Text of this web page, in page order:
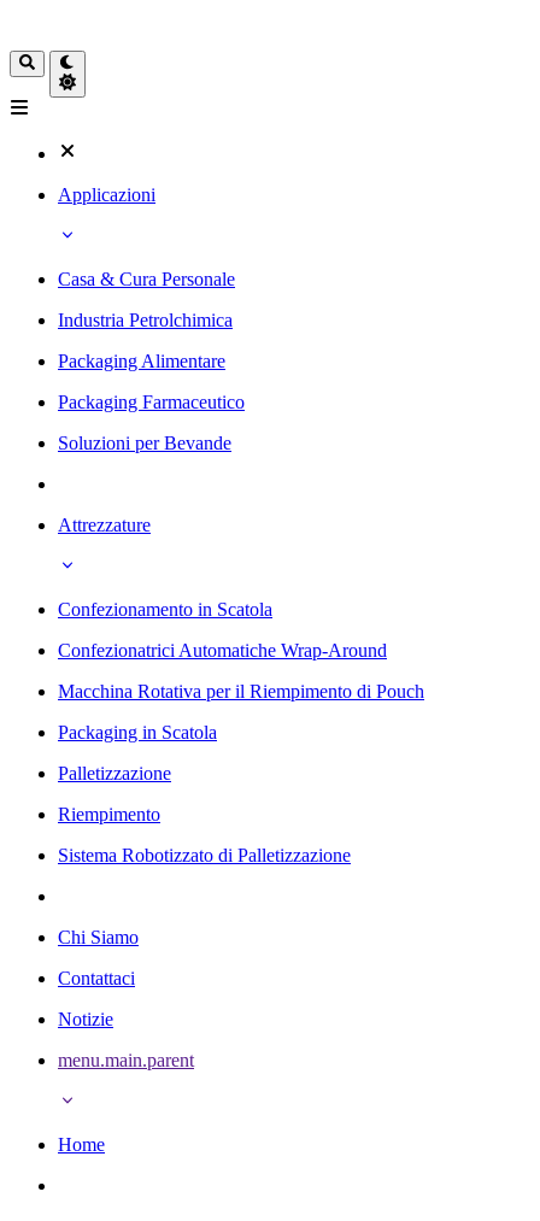
Applicazioni
Casa & Cura Personale
Industria Petrolchimica
Packaging Alimentare
Packaging Farmaceutico
Soluzioni per Bevande
Attrezzature
Confezionamento in Scatola
Confezionatrici Automatiche Wrap-Around
Macchina Rotativa per il Riempimento di Pouch
Packaging in Scatola
Palletizzazione
Riempimento
Sistema Robotizzato di Palletizzazione
Chi Siamo
Contattaci
Notizie
menu.main.parent
Home